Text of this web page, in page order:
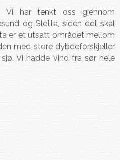
har tenkt oss gjennom
og Sletta, siden det skal
er et utsatt området mellom
med store dybdeforskjeller
Vi hadde vind fra sør hele